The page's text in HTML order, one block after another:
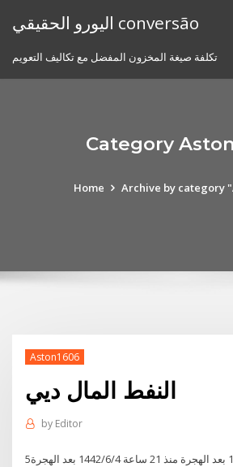
اليورو الحقيقي conversão
تكلفة صيغة المخزون المفضل مع تكاليف التعويم
Category
Home Archive by category
Aston1606
النفط المال ديي
by Editor